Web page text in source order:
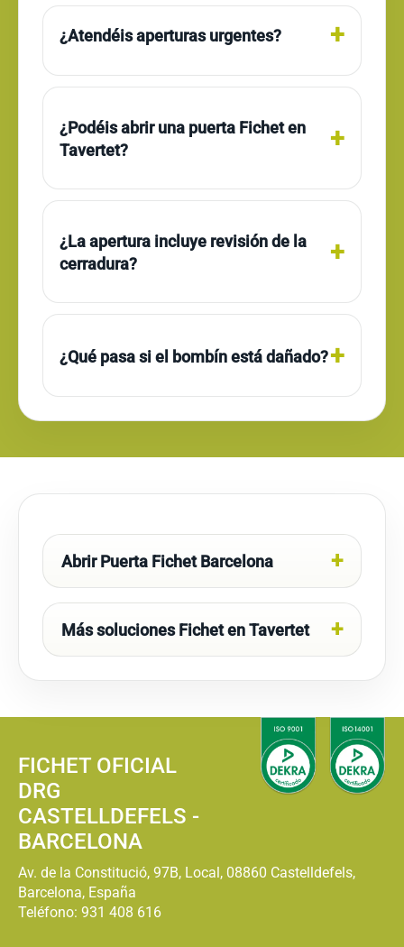
¿Atendéis aperturas urgentes?
¿Podéis abrir una puerta Fichet en
Tavertet?
¿La apertura incluye revisión de la
cerradura?
¿Qué pasa si el bombín está dañado?
Abrir Puerta Fichet Barcelona
Más soluciones Fichet en Tavertet
FICHET OFICIAL
DRG
CASTELLDEFELS -
BARCELONA
Av. de la Constitució, 97B, Local, 08860 Castelldefels,
Barcelona, España
Teléfono: 931 408 616